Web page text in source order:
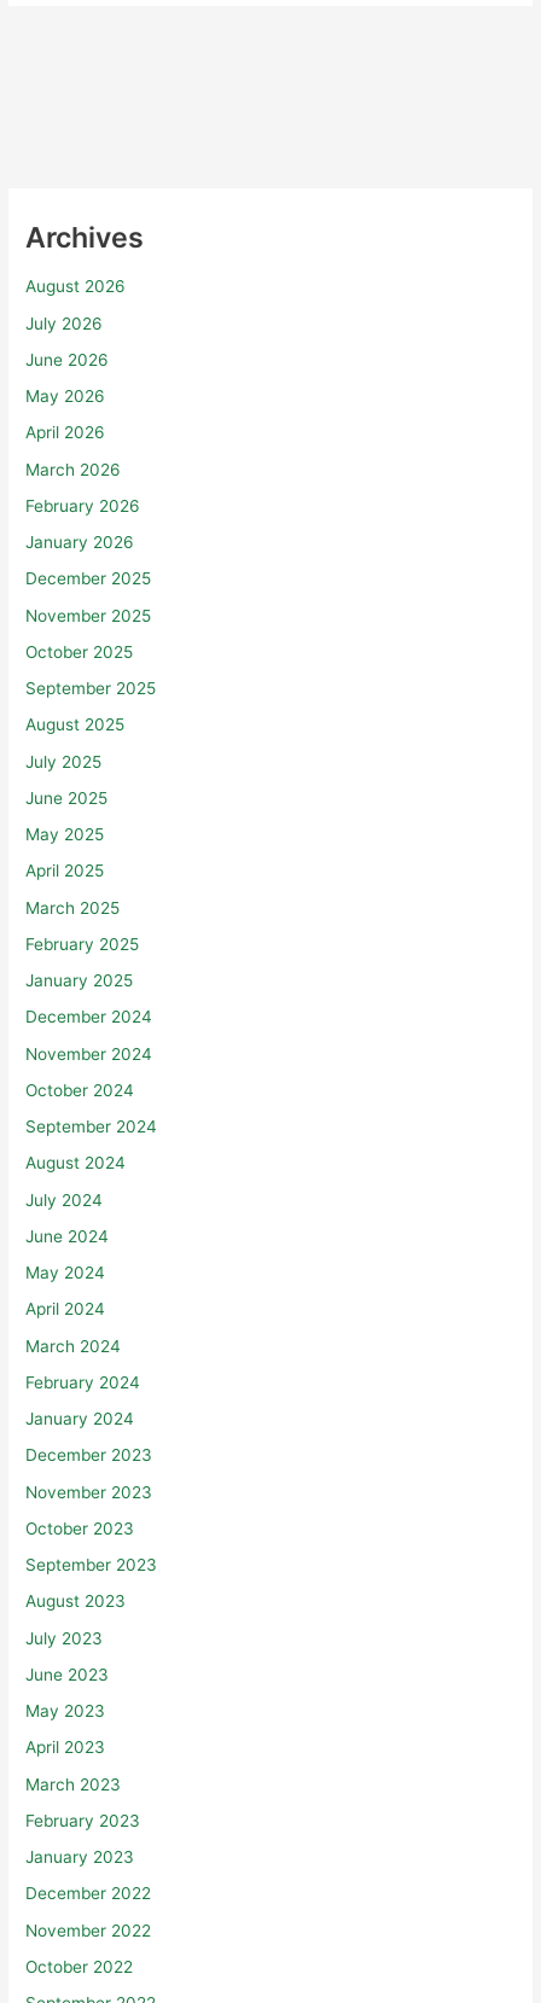
Archives
August 2026
July 2026
June 2026
May 2026
April 2026
March 2026
February 2026
January 2026
December 2025
November 2025
October 2025
September 2025
August 2025
July 2025
June 2025
May 2025
April 2025
March 2025
February 2025
January 2025
December 2024
November 2024
October 2024
September 2024
August 2024
July 2024
June 2024
May 2024
April 2024
March 2024
February 2024
January 2024
December 2023
November 2023
October 2023
September 2023
August 2023
July 2023
June 2023
May 2023
April 2023
March 2023
February 2023
January 2023
December 2022
November 2022
October 2022